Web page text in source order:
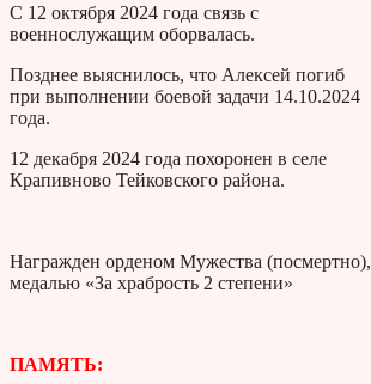
С 12 октября 2024 года связь с
военнослужащим оборвалась.
Позднее выяснилось, что Алексей погиб
при выполнении боевой задачи 14.10.2024
года.
12 декабря 2024 года похоронен в селе
Крапивново Тейковского района.
Награжден орденом Мужества (посмертно),
медалью «За храбрость 2 степени»
ПАМЯТЬ: